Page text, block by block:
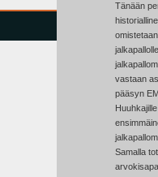
Tänään
vastaan
pääsyn
Samalla